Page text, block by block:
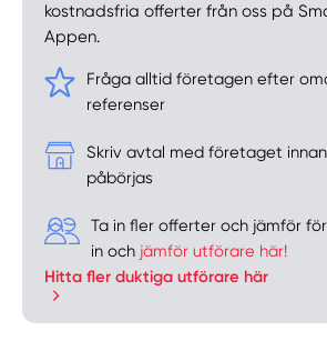
kostnadsfria offerter från oss på
Appen.
Fråga alltid företagen efter
referenser
Skriv avtal med företaget
påbörjas
Ta in fler offerter och jämför
in och jämför utförare här!
Hitta fler duktiga utförare här